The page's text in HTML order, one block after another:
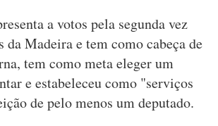
a votos pela segunda vez
da Madeira e tem como cabeça de
tem como meta eleger um
e estabeleceu como "serviços
de pelo menos um deputado.